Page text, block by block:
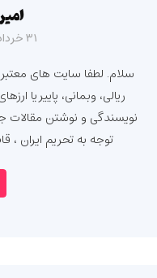
۳۱ خرداد ۱۴۰۳ - ۸:۰۲ ب.ظ
سلام. لطفا سایت های معتبر
ریالی، وبمانی، پاییر یا
نویسندگی و نوشتن مقالات
توجه به تحریم ایران ،